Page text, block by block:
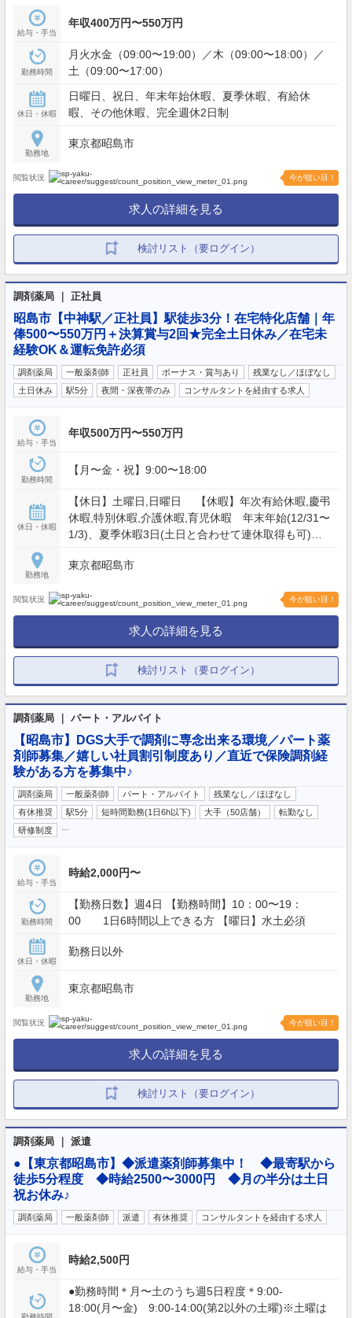
給与・手当
年収400万円〜550万円
勤務時間
月火水金（09:00〜19:00）／木（09:00〜18:00）／
土（09:00〜17:00）
休日・休暇
日曜日、祝日、年末年始休暇、夏季休暇、有給休
暇、その他休暇、完全週休2日制
勤務地
東京都昭島市
閲覧状況 今が狙い目！
求人の詳細を見る
検討リスト（要ログイン）
調剤薬局 ｜ 正社員
昭島市【中神駅／正社員】駅徒歩3分！在宅特化店舗｜年
俸500〜550万円＋決算賞与2回★完全土日休み／在宅未
経験OK＆運転免許必須
調剤薬局 一般薬剤師 正社員 ボーナス・賞与あり
残業なし／ほぼなし
土日休み
駅5分 夜間・深夜帯のみ コンサルタントを経由する求人
給与・手当
年収500万円〜550万円
勤務時間
【月〜金・祝】9:00〜18:00
休日・休暇
【休日】土曜日,日曜日 【休暇】年次有給休暇,慶弔
休暇,特別休暇,介護休暇,育児休暇 年末年始(12/31〜
1/3)、夏季休暇3日(土日と合わせて連休取得も可)
勤務地
東京都昭島市
閲覧状況 今が狙い目！
求人の詳細を見る
検討リスト（要ログイン）
調剤薬局 ｜ パート・アルバイト
【昭島市】DGS大手で調剤に専念出来る環境／パート薬
剤師募集／嬉しい社員割引制度あり／直近で保険調剤経
験がある方を募集中♪
調剤薬局 一般薬剤師 パート・アルバイト
残業なし／ほぼなし
有休推奨
駅5分 短時間勤務(1日6h以下) 大手（50店舗）
転勤なし
研修制度
給与・手当
時給2,000円〜
勤務時間
【勤務日数】週4日 【勤務時間】10：00〜19：
00 1日6時間以上できる方 【曜日】水土必須
休日・休暇
勤務日以外
勤務地
東京都昭島市
閲覧状況 今が狙い目！
求人の詳細を見る
検討リスト（要ログイン）
調剤薬局 ｜ 派遣
●【東京都昭島市】◆派遣薬剤師募集中！ ◆最寄駅から
徒歩5分程度 ◆時給2500〜3000円 ◆月の半分は土日
祝お休み♪
調剤薬局 一般薬剤師 派遣 有休推奨 コンサルタントを経由する求人
給与・手当
時給2,500円
●勤務時間＊月〜土のうち週5日程度＊9:00-
18:00(月〜金) 9:00-14:00(第2以外の土曜)※土曜は